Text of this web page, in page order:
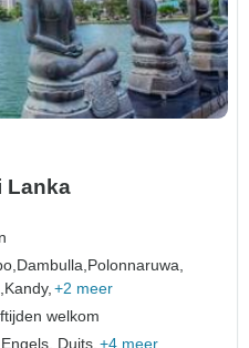
Lanka
Dambulla, Polonnaruwa,
Kandy, +2 meer
welkom
Duits, +4 meer